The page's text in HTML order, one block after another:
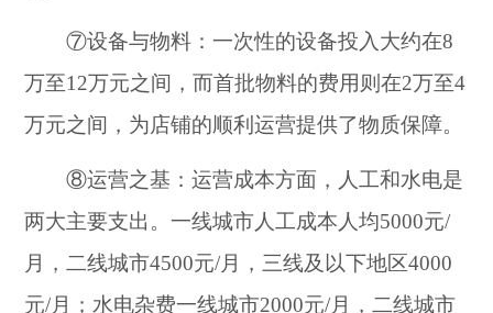
⑦设备与物料：一次性的设备投入大约在8
万至12万元之间，而首批物料的费用则在2万至4
万元之间，为店铺的顺利运营提供了物质保障。
⑧运营之基：运营成本方面，人工和水电是
两大主要支出。一线城市人工成本人均5000元/
月，二线城市4500元/月，三线及以下地区4000
元/月；水电杂费一线城市2000元/月，二线城市